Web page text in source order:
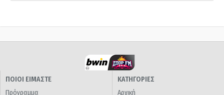
ΠΟΙΟΙ ΕΙΜΑΣΤΕ
Πρόγραμμα
ΚΑΤΗΓΟΡΙΕΣ
Αρχική